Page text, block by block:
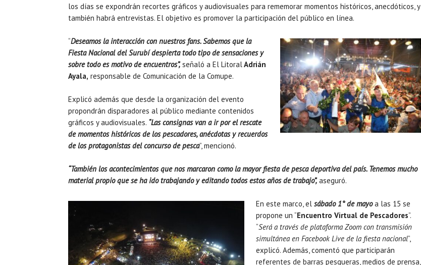
los días se expondrán recortes gráficos y audiovisuales para rememorar momentos históricos, anecdóticos, y
también habrá entrevistas. El objetivo es promover la participación del público en línea.
“Deseamos la interacción con nuestros fans. Sabemos que la
Fiesta Nacional del Surubí despierta todo tipo de sensaciones y
sobre todo es motivo de encuentros”, señaló a El LitoralAdrián
Ayala, responsable de Comunicación de la Comupe.
Explicó además que desde la organización del evento
propondrán disparadores al público mediante contenidos
gráficos y audiovisuales. “Las consignas van a ir por el rescate
de momentos históricos de los pescadores, anécdotas y recuerdos
de los protagonistas del concurso de pesca”, mencionó.
“También los acontecimientos que nos marcaron como la mayor fiesta de pesca deportiva del país. Tenemos mucho
material propio que se ha ido trabajando y editando todos estos años de trabajo”, aseguró.
En este marco, el sábado 1° de mayo a las 15 se
propone un “Encuentro Virtual de Pescadores”.
“Será a través de plataforma Zoom con transmisión
simultánea en Facebook Live de la fiesta nacional”,
explicó. Además, comentó que participarán
referentes de barras pesqueras, medios de prensa,